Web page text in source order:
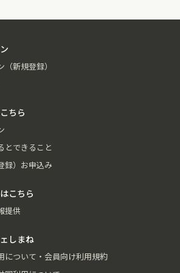
新規登録）
ちら
とできること
録）お申込み
こちら
提供
しまね
について・会員向け利用規約